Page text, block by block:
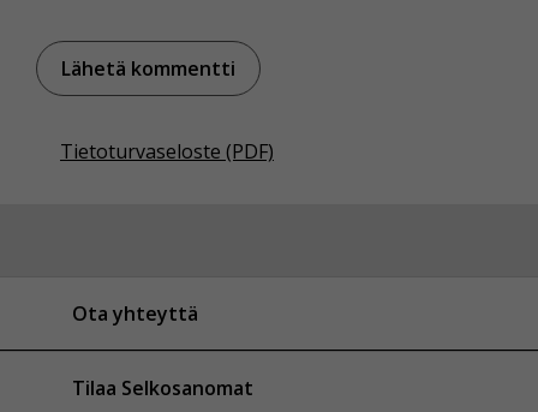
Tietoturvaseloste (PDF)
Ota yhteyttä
Tilaa Selkosanomat